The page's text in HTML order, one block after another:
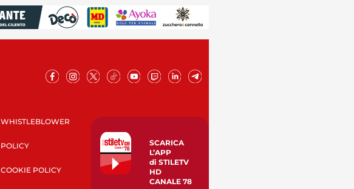
WHISTLEBLOWER
POLICY
COOKIE POLICY
SCARICA
L’APP
di STILETV
HD
CANALE 78